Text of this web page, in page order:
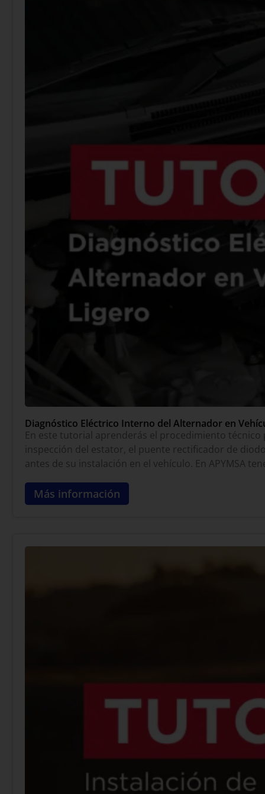
Diagnóstico Eléctrico Interno del Alternador en
En este tutorial aprenderás el procedimiento
inspección del estator, el puente rectificador de
antes de su instalación en el vehículo. En APYMSA
Más información